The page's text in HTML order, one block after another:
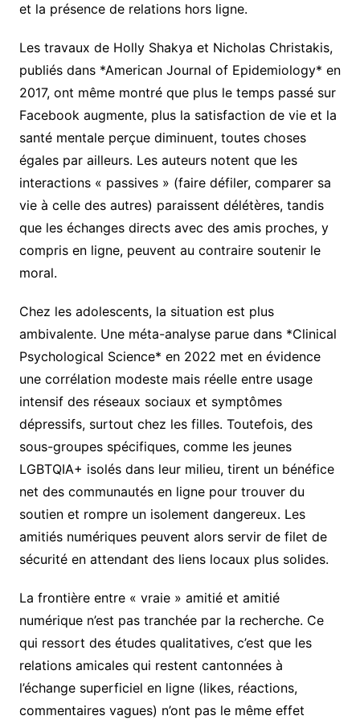
et la présence de relations hors ligne.
Les travaux de Holly Shakya et Nicholas Christakis,
publiés dans *American Journal of Epidemiology* en
2017, ont même montré que plus le temps passé sur
Facebook augmente, plus la satisfaction de vie et la
santé mentale perçue diminuent, toutes choses
égales par ailleurs. Les auteurs notent que les
interactions « passives » (faire défiler, comparer sa
vie à celle des autres) paraissent délétères, tandis
que les échanges directs avec des amis proches, y
compris en ligne, peuvent au contraire soutenir le
moral.
Chez les adolescents, la situation est plus
ambivalente. Une méta-analyse parue dans *Clinical
Psychological Science* en 2022 met en évidence
une corrélation modeste mais réelle entre usage
intensif des réseaux sociaux et symptômes
dépressifs, surtout chez les filles. Toutefois, des
sous-groupes spécifiques, comme les jeunes
LGBTQIA+ isolés dans leur milieu, tirent un bénéfice
net des communautés en ligne pour trouver du
soutien et rompre un isolement dangereux. Les
amitiés numériques peuvent alors servir de filet de
sécurité en attendant des liens locaux plus solides.
La frontière entre « vraie » amitié et amitié
numérique n’est pas tranchée par la recherche. Ce
qui ressort des études qualitatives, c’est que les
relations amicales qui restent cantonnées à
l’échange superficiel en ligne (likes, réactions,
commentaires vagues) n’ont pas le même effet